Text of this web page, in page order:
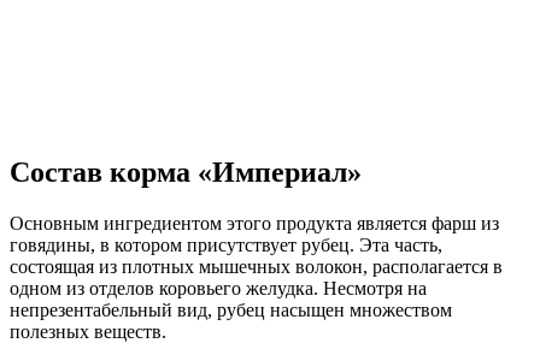
Состав корма «Империал»
Основным ингредиентом этого продукта является фарш из
говядины, в котором присутствует рубец. Эта часть,
состоящая из плотных мышечных волокон, располагается в
одном из отделов коровьего желудка. Несмотря на
непрезентабельный вид, рубец насыщен множеством
полезных веществ.